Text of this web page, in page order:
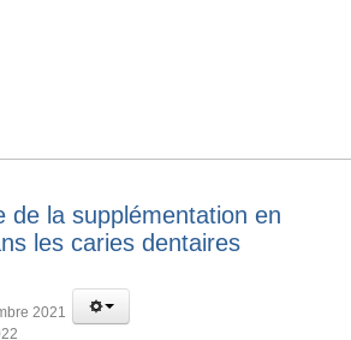
de la supplémentation en
les caries dentaires
2021